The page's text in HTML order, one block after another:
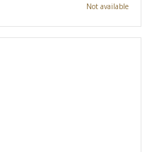
Not available